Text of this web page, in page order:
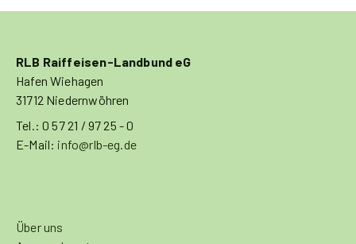
RLB Raiffeisen-Landbund eG
Hafen Wiehagen
31712 Niedernwöhren
Tel.: 0 57 21 / 97 25 - 0
E-Mail: info@rlb-eg.de
Über uns